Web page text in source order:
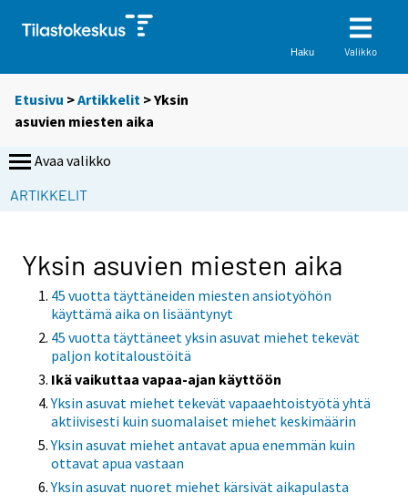
Haku Valikko
Etusivu >Artikkelit > Yksin
asuvien miesten aika
Avaa valikko
ARTIKKELIT
Yksin asuvien miesten aika
45 vuotta täyttäneiden miesten ansiotyöhön
käyttämä aika on lisääntynyt
45 vuotta täyttäneet yksin asuvat miehet tekevät
paljon kotitaloustöitä
Ikä vaikuttaa vapaa-ajan käyttöön
Yksin asuvat miehet tekevät vapaaehtoistyötä yhtä
aktiivisesti kuin suomalaiset miehet keskimäärin
Yksin asuvat miehet antavat apua enemmän kuin
ottavat apua vastaan
Yksin asuvat nuoret miehet kärsivät aikapulasta